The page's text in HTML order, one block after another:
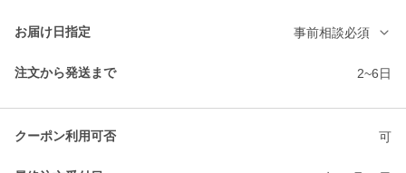
お届け日指定 事前相談必須
注文から発送まで 2~6日
クーポン利用可否 可